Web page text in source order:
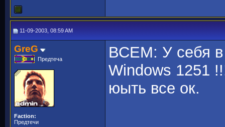
11-09-2003, 08:59 AM
GreG
Предтеча
Faction:
Предтечи
ВСЕМ: У себя в
Windows 1251
юыть все ок.